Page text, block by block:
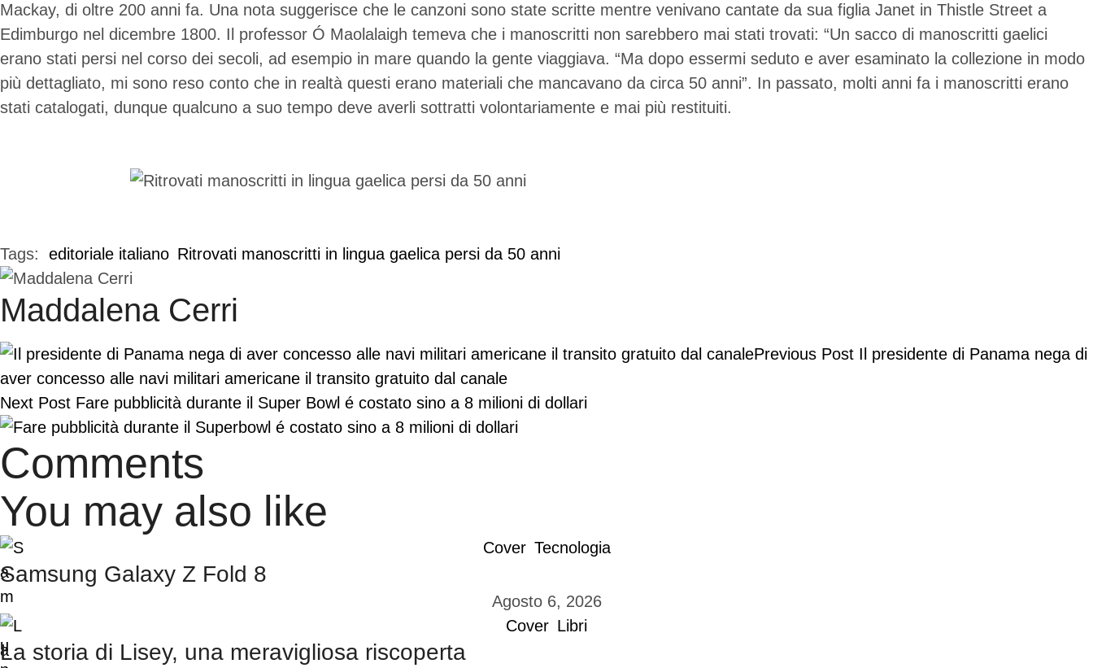
Mackay, di oltre 200 anni fa. Una nota suggerisce che le canzoni sono state scritte mentre venivano cantate da sua figlia Janet in Thistle Street a
Edimburgo nel dicembre 1800. Il professor Ó Maolalaigh temeva che i manoscritti non sarebbero mai stati trovati: “Un sacco di manoscritti gaelici
erano stati persi nel corso dei secoli, ad esempio in mare quando la gente viaggiava. “Ma dopo essermi seduto e aver esaminato la collezione in modo
più dettagliato, mi sono reso conto che in realtà questi erano materiali che mancavano da circa 50 anni”. In passato, molti anni fa i manoscritti erano
stati catalogati, dunque qualcuno a suo tempo deve averli sottratti volontariamente e mai più restituiti.
Tags: editoriale italiano Ritrovati manoscritti in lingua gaelica persi da 50 anni
Maddalena Cerri
Previous Post Il presidente di Panama nega di
aver concesso alle navi militari americane il transito gratuito dal canale
Next Post Fare pubblicità durante il Super Bowl é costato sino a 8 milioni di dollari
Comments
You may also like
Cover Tecnologia
Samsung Galaxy Z Fold 8
Agosto 6, 2026
Cover Libri
La storia di Lisey, una meravigliosa riscoperta